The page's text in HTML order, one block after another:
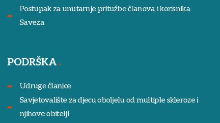
Postupak za unutarnje pritužbe članova i korisnika
Saveza
PODRŠKA
Udruge članice
Savjetovalište za djecu oboljelu od multiple skleroze i
njihove obitelji